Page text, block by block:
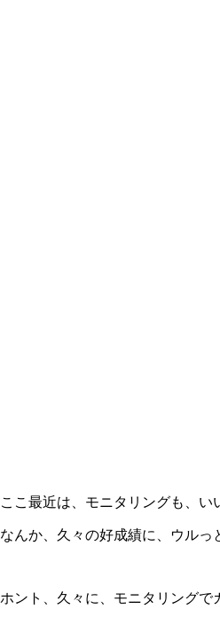
ここ最近は、モニタリングも、い
なんか、久々の好成績に、ウルっ
ホント、久々に、モニタリングで